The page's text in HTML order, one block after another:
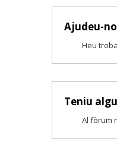
Ajudeu-
Heu
Teniu
Al fòrum